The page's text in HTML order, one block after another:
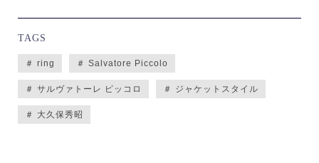
TAGS
＃ ring ＃ Salvatore Piccolo
＃ サルヴァトーレ ピッコロ ＃ ジャケットスタイル
＃ 大久保秀昭